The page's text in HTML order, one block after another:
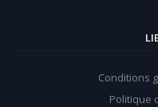
Conditions
Politique